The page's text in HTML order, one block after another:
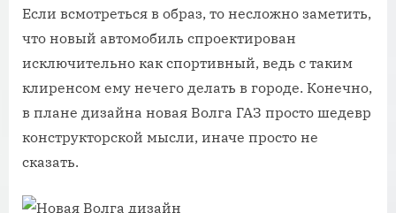
Если всмотреться в образ, то несложно заметить,
что новый автомобиль спроектирован
исключительно как спортивный, ведь с таким
клиренсом ему нечего делать в городе. Конечно,
в плане дизайна новая Волга ГАЗ просто шедевр
конструкторской мысли, иначе просто не
сказать.